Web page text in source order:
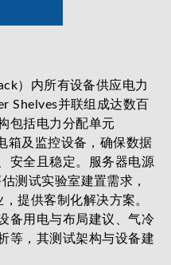
）内所有设备供应电力
Shelves并联组成达数百
包括电力分配单元
箱及监控设备，确保数据
安全且稳定。服务器电源
测试实验室建置需求，
提供客制化解决方案。
备用电与布局建议、气冷
等，其测试架构与设备建